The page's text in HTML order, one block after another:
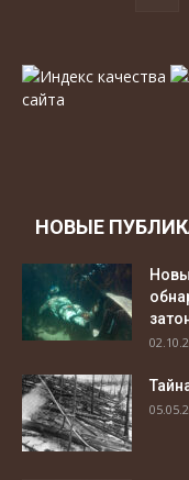
НОВЫЕ